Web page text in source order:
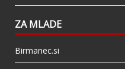
ZA MLADE
Birmanec.si